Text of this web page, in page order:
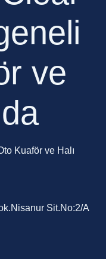
ve
Kuaför ve Halı
Sit.No:2/A